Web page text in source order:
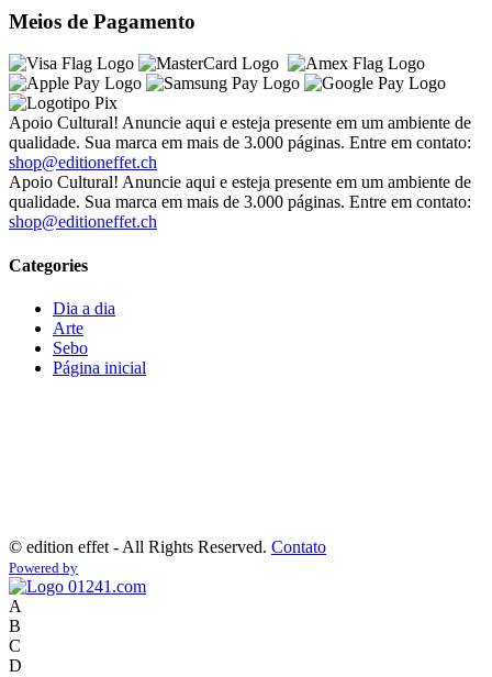
Meios de Pagamento
Apoio Cultural! Anuncie aqui e esteja presente em um ambiente de
qualidade. Sua marca em mais de 3.000 páginas. Entre em contato:
shop@editioneffet.ch
Apoio Cultural! Anuncie aqui e esteja presente em um ambiente de
qualidade. Sua marca em mais de 3.000 páginas. Entre em contato:
shop@editioneffet.ch
Categories
Dia a dia
Arte
Sebo
Página inicial
© edition effet - All Rights Reserved. Contato
Powered by
A
B
C
D